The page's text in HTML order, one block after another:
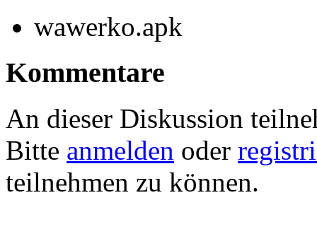
wawerko.apk
Kommentare
An dieser Diskussion
Bitte anmelden oder
teilnehmen zu können.